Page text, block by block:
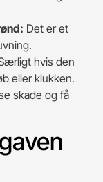
Det er et
hvis den
eller klukken.
skade og få